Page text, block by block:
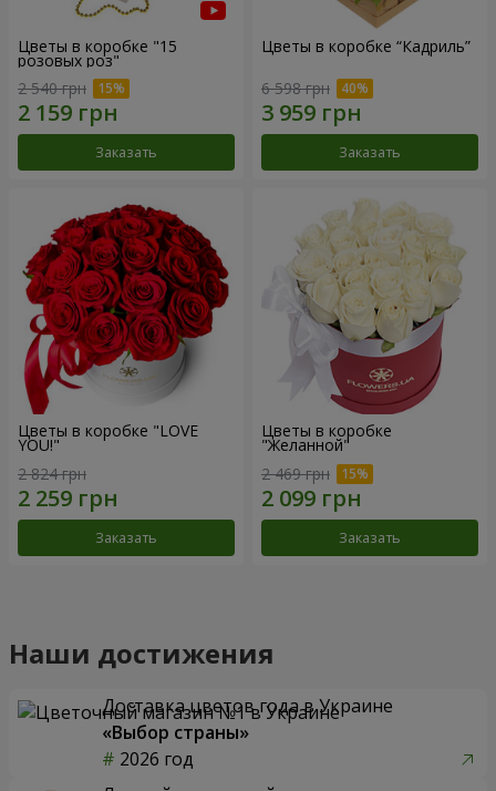
Цветы в коробке "15
розовых роз"
2 540 грн
Заказать
Цветы в коробке “Кадриль”
6 598 грн
Заказать
Цветы в коробке "LOVE
YOU!"
2 824 грн
Заказать
Цветы в коробке
"Желанной"
2 469 грн
Заказать
Наши достижения
Доставка цветов года в Украине
«Выбор страны»
2026 год